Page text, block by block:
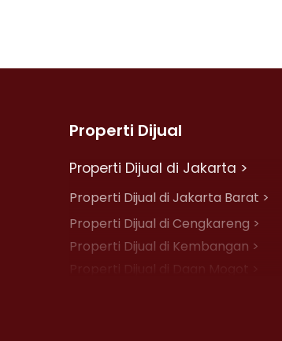
Properti Dijual
Properti Dijual di Jakarta >
Properti Dijual di Jakarta Barat >
Properti Dijual di Cengkareng >
Properti Dijual di Kembangan >
Properti Dijual di Daan Mogot >